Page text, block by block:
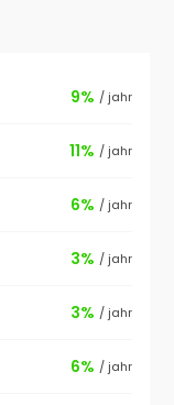
9% / jahr
11% / jahr
6% / jahr
3% / jahr
3% / jahr
6% / jahr